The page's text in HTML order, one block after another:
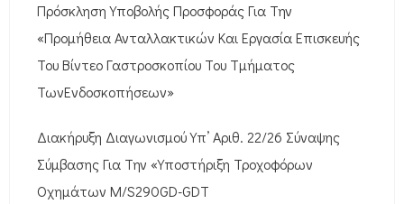
Πρόσκληση Υποβολής Προσφοράς Για Την
«Προμήθεια Ανταλλακτικών Και Εργασία Επισκευής
Του Βίντεο Γαστροσκοπίου Του Τμήματος
ΤωνΕνδοσκοπήσεων»
Διακήρυξη Διαγωνισμού Υπ’ Αριθ. 22/26 Σύναψης
Σύμβασης Για Την «Υποστήριξη Τροχοφόρων
Οχημάτων M/S290GD-GDT